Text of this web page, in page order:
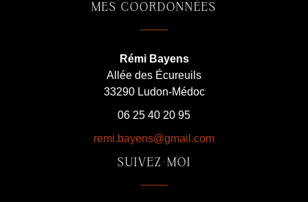
MES COORDONNÉES
Rémi Bayens
Allée des Écureuils
33290 Ludon-Médoc
06 25 40 20 95
remi.bayens@gmail.com
SUIVEZ-MOI